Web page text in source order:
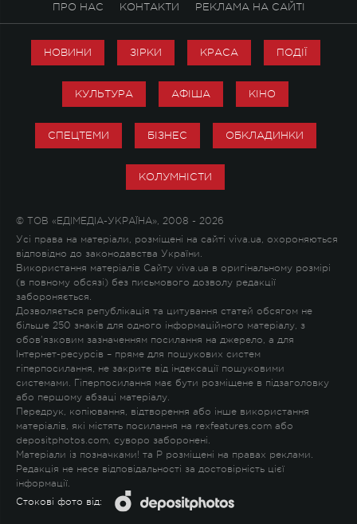
ПРО НАС КОНТАКТИ РЕКЛАМА НА САЙТІ
НОВИНИ ЗІРКИ КРАСА ПОДІЇ
КУЛЬТУРА АФІША КІНО
СПЕЦТЕМИ БІЗНЕС ОБКЛАДИНКИ
КОЛУМНІСТИ
© ТОВ «ЕДІМЕДІА-УКРАЇНА», 2008 - 2026
Усі права на матеріали, розміщені на сайті viva.ua, охороняються
відповідно до законодавства України.
Використання матеріалів Сайту viva.ua в оригінальному розмірі
(в повному обсязі) без письмового дозволу редакції
забороняється.
Дозволяється републікація та цитування статей обсягом не
більше 250 знаків для одного інформаційного матеріалу, з
обов'язковим зазначенням посилання на джерело, а для
Інтернет-ресурсів – пряме для пошукових систем
гіперпосилання, не закрите від індексації пошуковими
системами. Гіперпосилання має бути розміщене в підзаголовку
або першому абзаці матеріалу.
Передрук, копіювання, відтворення або інше використання
матеріалів, які містять посилання на rexfeatures.com або
depositphotos.com, суворо заборонені.
Матеріали із позначками! та P розміщені на правах реклами.
Редакція не несе відповідальності за достовірність цієї
інформації.
Стокові фото від: